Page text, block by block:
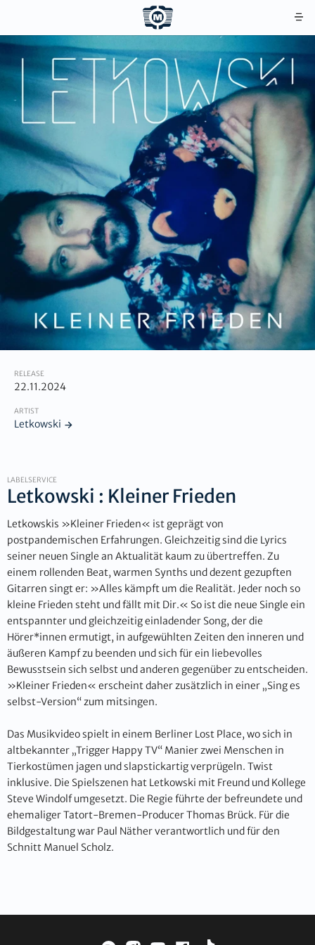
RELEASE
22.11.2024
ARTIST
Letkowski
LABELSERVICE
Letkowski : Kleiner Frieden
Letkowskis »Kleiner Frieden« ist geprägt von
postpandemischen Erfahrungen. Gleichzeitig sind die Lyrics
seiner neuen Single an Aktualität kaum zu übertreffen. Zu
einem rollenden Beat, warmen Synths und dezent gezupften
Gitarren singt er: »Alles kämpft um die Realität. Jeder noch so
kleine Frieden steht und fällt mit Dir.« So ist die neue Single ein
entspannter und gleichzeitig einladender Song, der die
Hörer*innen ermutigt, in aufgewühlten Zeiten den inneren und
äußeren Kampf zu beenden und sich für ein liebevolles
Bewusstsein sich selbst und anderen gegenüber zu entscheiden.
»Kleiner Frieden« erscheint daher zusätzlich in einer „Sing es
selbst-Version“ zum mitsingen.
Das Musikvideo spielt in einem Berliner Lost Place, wo sich in
altbekannter „Trigger Happy TV“ Manier zwei Menschen in
Tierkostümen jagen und slapstickartig verprügeln. Twist
inklusive. Die Spielszenen hat Letkowski mit Freund und Kollege
Steve Windolf umgesetzt. Die Regie führte der befreundete und
ehemaliger Tatort-Bremen-Producer Thomas Brück. Für die
Bildgestaltung war Paul Näther verantwortlich und für den
Schnitt Manuel Scholz.